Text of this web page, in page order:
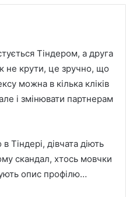
Тіндером, а друга
не крути, це зручно, що
можна в кілька кліків
і змінювати партнерам
Тіндері, дівчата діють
скандал, хтось мовчки
опис профілю…